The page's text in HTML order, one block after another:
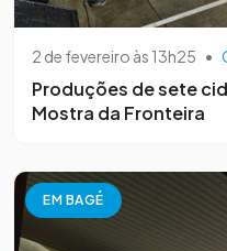
2 de fevereiro às 13h25 •
Produções de sete
Mostra da Fronteira
EM BAGÉ